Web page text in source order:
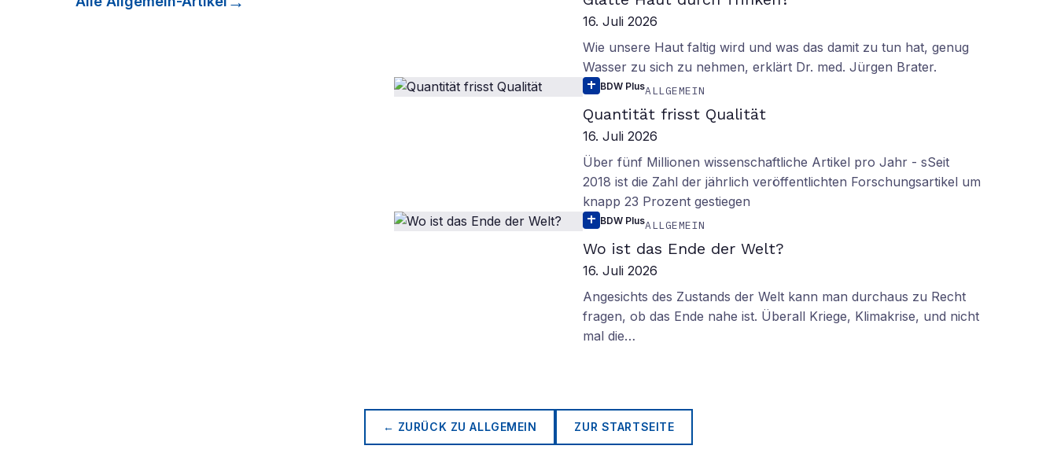
16. Juli 2026
Wie unsere Haut faltig wird und was das damit zu tun hat, genug
Wasser zu sich zu nehmen, erklärt Dr. med. Jürgen Brater.
BDW PlusALLGEMEIN
Quantität frisst Qualität
16. Juli 2026
Über fünf Millionen wissenschaftliche Artikel pro Jahr - sSeit
2018 ist die Zahl der jährlich veröffentlichten Forschungsartikel um
knapp 23 Prozent gestiegen
BDW PlusALLGEMEIN
Wo ist das Ende der Welt?
16. Juli 2026
Angesichts des Zustands der Welt kann man durchaus zu Recht
fragen, ob das Ende nahe ist. Überall Kriege, Klimakrise, und nicht
mal die…
← ZURÜCK ZUALLGEMEIN ZUR STARTSEITE